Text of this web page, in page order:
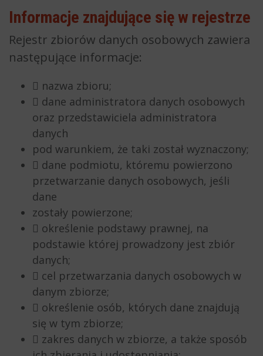
Informacje znajdujące się w rejestrze
Rejestr zbiorów danych osobowych zawiera
następujące informacje:
 nazwa zbioru;
 dane administratora danych osobowych
oraz przedstawiciela administratora
danych
pod warunkiem, że taki został wyznaczony;
 dane podmiotu, któremu powierzono
przetwarzanie danych osobowych, jeśli
dane
zostały powierzone;
 określenie podstawy prawnej, na
podstawie której prowadzony jest zbiór
danych;
 cel przetwarzania danych osobowych w
danym zbiorze;
 określenie osób, których dane znajdują
się w tym zbiorze;
 zakres danych w zbiorze, a także sposób